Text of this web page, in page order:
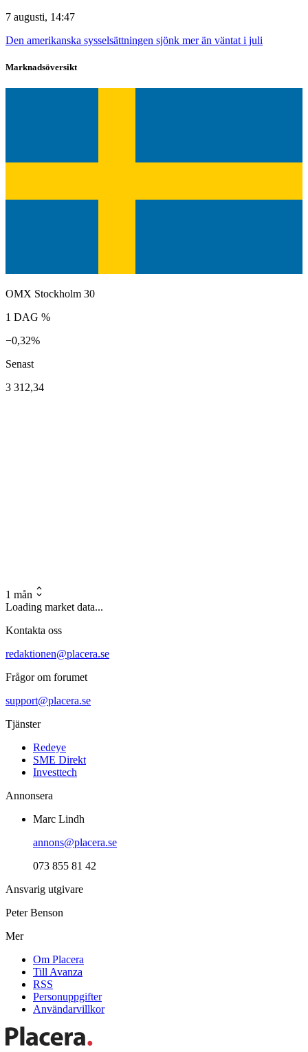
7 augusti, 14:47
Den amerikanska sysselsättningen sjönk mer än väntat i juli
Marknadsöversikt
OMX Stockholm 30
1 DAG %
−0,32%
Senast
3 312,34
1 mån
Loading market data...
Kontakta oss
redaktionen@placera.se
Frågor om forumet
support@placera.se
Tjänster
Redeye
SME Direkt
Investtech
Annonsera
Marc Lindh
annons@placera.se
073 855 81 42
Ansvarig utgivare
Peter Benson
Mer
Om Placera
Till Avanza
RSS
Personuppgifter
Användarvillkor